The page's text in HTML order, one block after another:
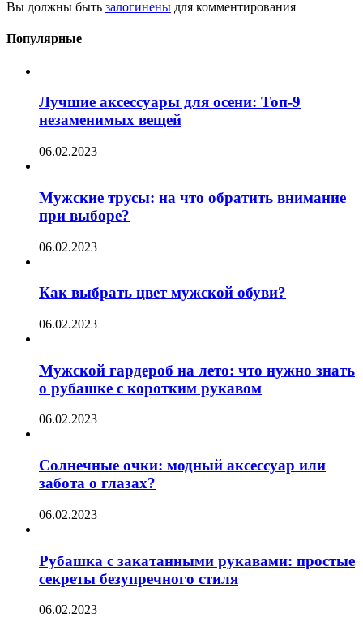
Вы должны быть залогинены для комментирования
Популярные
Лучшие аксессуары для осени: Топ-9
незаменимых вещей
06.02.2023
Мужские трусы: на что обратить внимание
при выборе?
06.02.2023
Как выбрать цвет мужской обуви?
06.02.2023
Мужской гардероб на лето: что нужно знать
о рубашке с коротким рукавом
06.02.2023
Солнечные очки: модный аксессуар или
забота о глазах?
06.02.2023
Рубашка с закатанными рукавами: простые
секреты безупречного стиля
06.02.2023